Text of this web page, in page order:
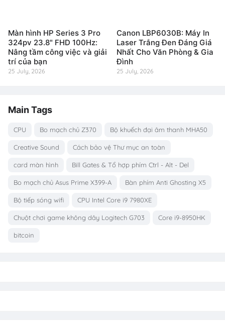
Màn hình HP Series 3 Pro
324pv 23.8" FHD 100Hz:
Nâng tầm công việc và giải
trí của bạn
25 July, 2026
Canon LBP6030B: Máy In
Laser Trắng Đen Đáng Giá
Nhất Cho Văn Phòng & Gia
Đình
25 July, 2026
Main Tags
CPU Bo mạch chủ Z370 Bộ khuếch đại âm thanh MHA50
Creative Sound Cách bảo vệ Thư mục an toàn
card màn hình Bill Gates & Tổ hợp phím Ctrl - Alt - Del
Bo mạch chủ Asus Prime X399-A Bàn phím Anti Ghosting X5
Bộ tiếp sóng wifi CPU Intel Core i9 7980XE
Chuột chơi game không dây Logitech G703 Core i9-8950HK
bitcoin